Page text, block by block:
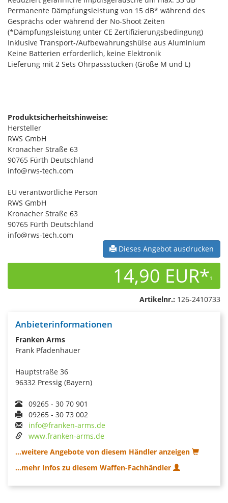
Permanente Dämpfungsleistung von 15 dB* während des
Gesprächs oder während der No-Shoot Zeiten
(*Dämpfungsleistung unter CE Zertifizierungsbedingung)
Inklusive Transport-/Aufbewahrungshülse aus Aluminium
Keine Batterien erforderlich, keine Elektronik
Lieferung mit 2 Sets Ohrpassstücken (Größe M und L)
Produktsicherheitshinweise:
Hersteller
RWS GmbH
Kronacher Straße 63
90765 Fürth Deutschland
info@rws-tech.com
EU verantwortliche Person
RWS GmbH
Kronacher Straße 63
90765 Fürth Deutschland
info@rws-tech.com
Dieses Angebot ausdrucken
14,90 EUR*1
Artikelnr.: 126-2410733
Anbieterinformationen
Franken Arms
Frank Pfadenhauer
Hauptstraße 36
96332 Pressig (Bayern)
09265 - 30 70 901
09265 - 30 73 002
info@franken-arms.de
www.franken-arms.de
...weitere Angebote von diesem Händler anzeigen
...mehr Infos zu diesem Waffen-Fachhändler